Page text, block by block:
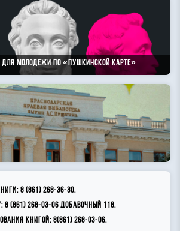
для молодежи по «Пушкинской карте»
8 (861) 268-36-30.
8 (861) 268-03-06 добавочный 118.
книгой: 8(861) 268-03-06.